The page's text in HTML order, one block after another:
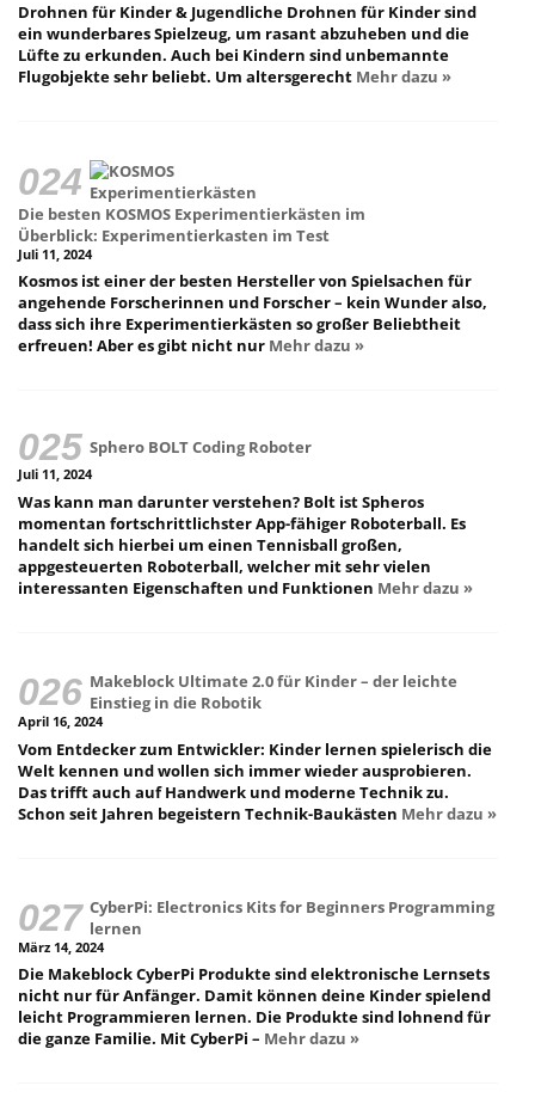
Drohnen für Kinder & Jugendliche Drohnen für Kinder sind
ein wunderbares Spielzeug, um rasant abzuheben und die
Lüfte zu erkunden. Auch bei Kindern sind unbemannte
Flugobjekte sehr beliebt. Um altersgerecht Mehr dazu »
Die besten KOSMOS Experimentierkästen im
Überblick: Experimentierkasten im Test
Juli 11, 2024
Kosmos ist einer der besten Hersteller von Spielsachen für
angehende Forscherinnen und Forscher – kein Wunder also,
dass sich ihre Experimentierkästen so großer Beliebtheit
erfreuen! Aber es gibt nicht nur Mehr dazu »
Sphero BOLT Coding Roboter
Juli 11, 2024
Was kann man darunter verstehen? Bolt ist Spheros
momentan fortschrittlichster App-fähiger Roboterball. Es
handelt sich hierbei um einen Tennisball großen,
appgesteuerten Roboterball, welcher mit sehr vielen
interessanten Eigenschaften und Funktionen Mehr dazu »
Makeblock Ultimate 2.0 für Kinder – der leichte
Einstieg in die Robotik
April 16, 2024
Vom Entdecker zum Entwickler: Kinder lernen spielerisch die
Welt kennen und wollen sich immer wieder ausprobieren.
Das trifft auch auf Handwerk und moderne Technik zu.
Schon seit Jahren begeistern Technik-Baukästen Mehr dazu »
CyberPi: Electronics Kits for Beginners Programming
lernen
März 14, 2024
Die Makeblock CyberPi Produkte sind elektronische Lernsets
nicht nur für Anfänger. Damit können deine Kinder spielend
leicht Programmieren lernen. Die Produkte sind lohnend für
die ganze Familie. Mit CyberPi – Mehr dazu »